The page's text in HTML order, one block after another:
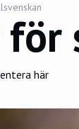
för
här